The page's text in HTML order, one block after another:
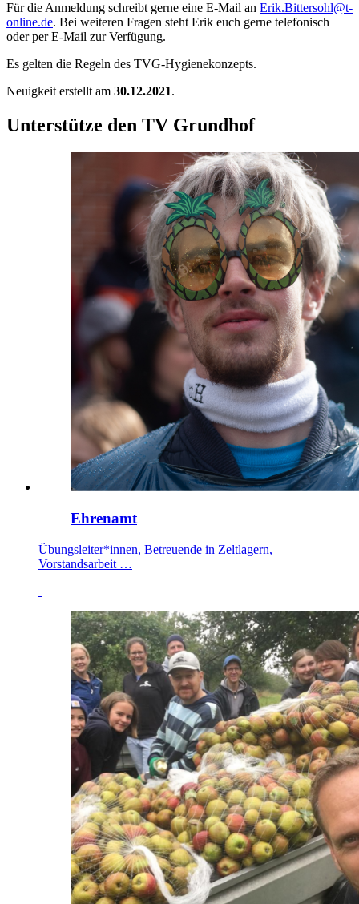
Für die Anmeldung schreibt gerne eine E-Mail an Erik.Bittersohl@t-
online.de. Bei weiteren Fragen steht Erik euch gerne telefonisch
oder per E-Mail zur Verfügung.
Es gelten die Regeln des TVG-Hygienekonzepts.
Neuigkeit erstellt am 30.12.2021.
Unterstütze den TV Grundhof
Ehrenamt
Übungsleiter*innen, Betreuende in Zeltlagern,
Vorstandsarbeit …